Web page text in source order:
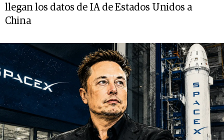
llegan los datos de IA de Estados Unidos a
China